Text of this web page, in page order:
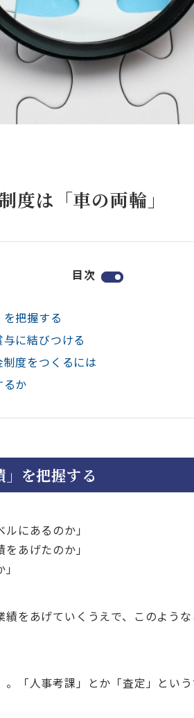
度は「車の両輪」
目次
把握する
に結びつける
度をつくるには
るか
を把握する
にあるのか」
あげたのか」
をあげていくうえで、このよう
「人事考課」とか「査定」という